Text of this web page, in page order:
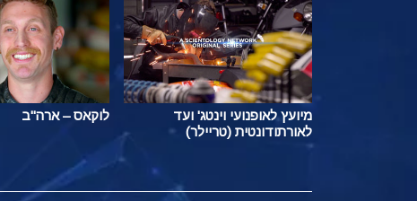
מיועץ לאופנועי וינטג' ועד
לאורתודונטית (טריילר)
לוקאס – ארה"ב